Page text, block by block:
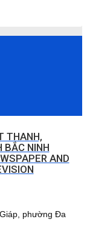
THANH,
BẮC NINH
AND
phường Đa